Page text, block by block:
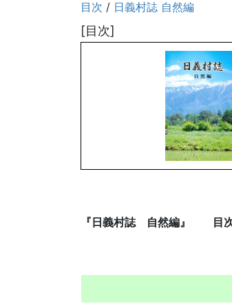
目次 / 日義村誌 自然編
[目次]
『日義村誌 自然編』 目